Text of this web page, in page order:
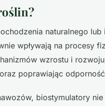
naturalnego
wpływają na procesy
wzrostu i
poprawiając
biostymulatory